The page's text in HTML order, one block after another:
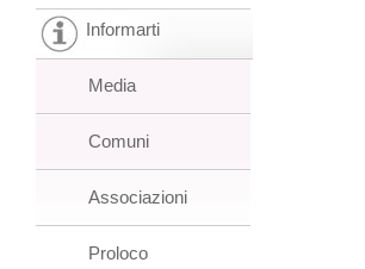
Informarti
Media
Comuni
Associazioni
Proloco